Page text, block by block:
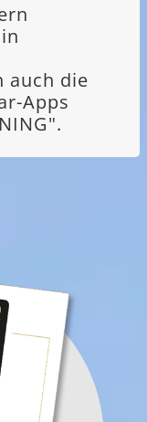
auch die
Apps